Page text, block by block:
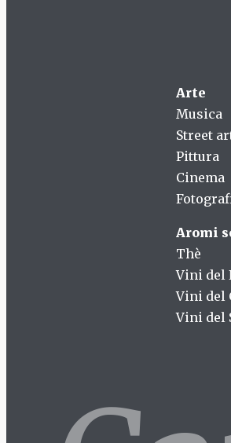
Arte
Musica
Street
Pittura
Cinema
Aromi
Thè
Vini del
Vini del
Vini del